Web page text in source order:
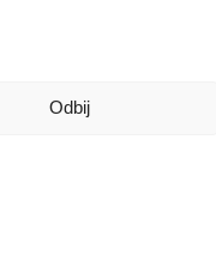
Odbij